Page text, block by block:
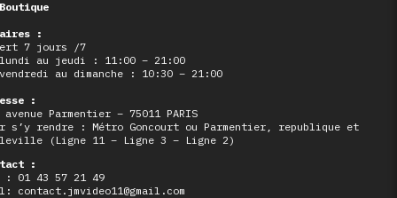
:
7 jours /7
lundi au jeudi : 11:00 – 21:00
au dimanche : 10:30 – 21:00
:
avenue Parmentier – 75011 PARIS
s’y rendre : Métro Goncourt ou Parmentier, republique et
(Ligne 11 – Ligne 3 – Ligne 2)
:
: 01 43 57 21 49
contact.jmvideo11@gmail.com